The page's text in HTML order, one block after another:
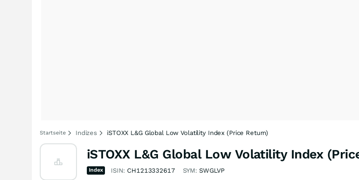
Startseite Indizes iSTOXX L&G Global Low Volatility Index (Price Return)
iSTOXX L&G Global Low Volatility Index
Index ISIN: CH1213332617 SYM: SWGLVP